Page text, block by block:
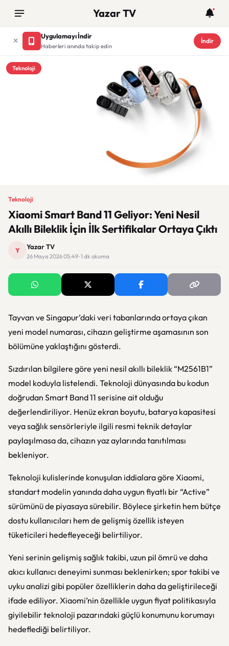
Yazar TV
Uygulamayı İndir
Haberleri anında takip edin
İndir
Teknoloji
Teknoloji
Xiaomi Smart Band 11 Geliyor: Yeni Nesil
Akıllı Bileklik İçin İlk Sertifikalar Ortaya Çıktı
Y Yazar TV
26 Mayıs 2026 05:49 · 1 dk okuma
Tayvan ve Singapur’daki veri tabanlarında ortaya çıkan
yeni model numarası, cihazın geliştirme aşamasının son
bölümüne yaklaştığını gösterdi.
Sızdırılan bilgilere göre yeni nesil akıllı bileklik “M2561B1”
model koduyla listelendi. Teknoloji dünyasında bu kodun
doğrudan Smart Band 11 serisine ait olduğu
değerlendiriliyor. Henüz ekran boyutu, batarya kapasitesi
veya sağlık sensörleriyle ilgili resmi teknik detaylar
paylaşılmasa da, cihazın yaz aylarında tanıtılması
bekleniyor.
Teknoloji kulislerinde konuşulan iddialara göre Xiaomi,
standart modelin yanında daha uygun fiyatlı bir “Active”
sürümünü de piyasaya sürebilir. Böylece şirketin hem bütçe
dostu kullanıcıları hem de gelişmiş özellik isteyen
tüketicileri hedefleyeceği belirtiliyor.
Yeni serinin gelişmiş sağlık takibi, uzun pil ömrü ve daha
akıcı kullanıcı deneyimi sunması beklenirken; spor takibi ve
uyku analizi gibi popüler özelliklerin daha da geliştirileceği
ifade ediliyor. Xiaomi’nin özellikle uygun fiyat politikasıyla
giyilebilir teknoloji pazarındaki güçlü konumunu korumayı
hedeflediği belirtiliyor.